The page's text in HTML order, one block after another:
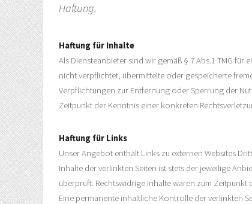
Haftung.
Haftung für Inhalte
Als Diensteanbieter sind wir gemäß § 7 Abs.1 TMG
nicht verpflichtet, übermittelte oder gespeicherte
Verpflichtungen zur Entfernung oder Sperrung der
Zeitpunkt der Kenntnis einer konkreten
Haftung für Links
Unser Angebot enthält Links zu externen Websites
Inhalte der verlinkten Seiten ist stets der jeweilige
überprüft. Rechtswidrige Inhalte waren zum Zeitpunkt
Eine permanente inhaltliche Kontrolle der verlinkten